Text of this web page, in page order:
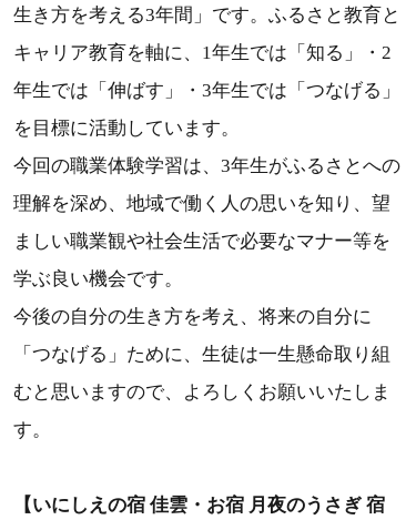
生き方を考える3年間」です。ふるさと教育と
キャリア教育を軸に、1年生では「知る」・2
年生では「伸ばす」・3年生では「つなげる」
を目標に活動しています。
今回の職業体験学習は、3年生がふるさとへの
理解を深め、地域で働く人の思いを知り、望
ましい職業観や社会生活で必要なマナー等を
学ぶ良い機会です。
今後の自分の生き方を考え、将来の自分に
「つなげる」ために、生徒は一生懸命取り組
むと思いますので、よろしくお願いいたしま
す。
【いにしえの宿 佳雲・お宿 月夜のうさぎ 宿